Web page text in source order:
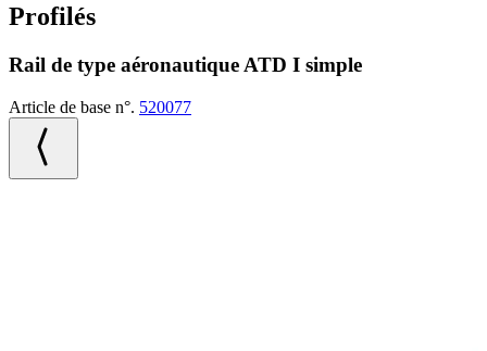
Profilés
Rail de type aéronautique ATD I simple
Article de base n°. 520077